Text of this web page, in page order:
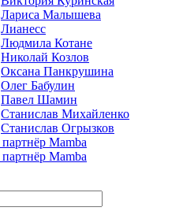
Лариса Малышева
Лианесс
Людмила Котане
Николай Козлов
Оксана Панкрушина
Олег Бабулин
Павел Шамин
Станислав Михайленко
Станислав Огрызков
партнёр Mamba
партнёр Mamba